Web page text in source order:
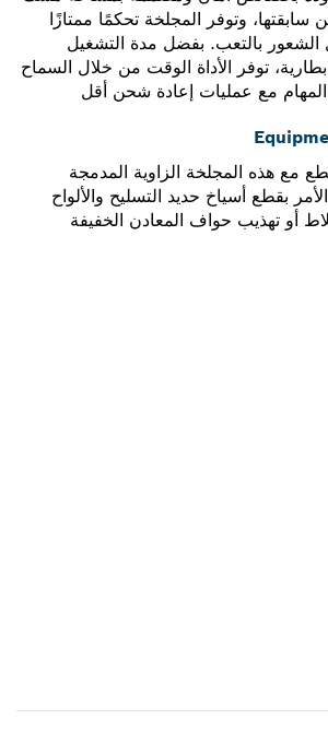
وتوفر المجلخة تحكمًا ممتازًا
الشعور بالتعب. بفضل مدة التشغيل
توفر الأداة الوقت من خلال السماح
مع عمليات إعادة شحن أقل
مع هذه المجلخة الزاوية المدمجة
بقطع أسياخ حديد التسليح والألواح